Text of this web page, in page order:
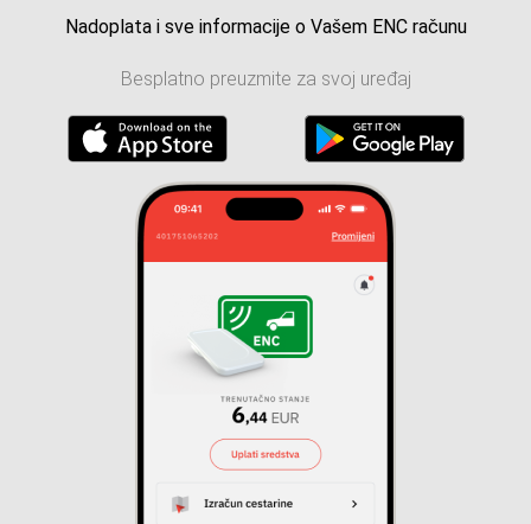
Nadoplata i sve informacije o Vašem ENC računu
Besplatno preuzmite za svoj uređaj